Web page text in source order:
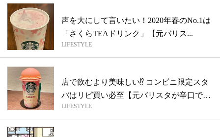
声を大にして言いたい！2020年春のNo.1は
「さくらTEAドリンク」【元バリス...
LIFESTYLE
店で飲むより美味しい⁉︎ コンビニ限定スタ
バはリピ買い必至【元バリスタが辛口で
本...
LIFESTYLE